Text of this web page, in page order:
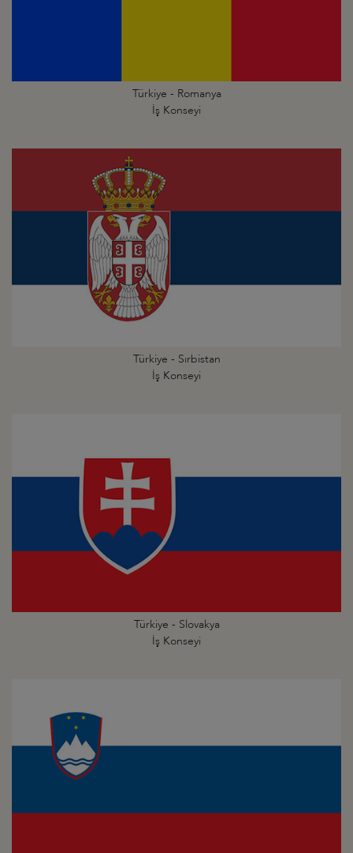
Türkiye - Romanya
İş Konseyi
Türkiye - Sırbistan
İş Konseyi
Türkiye - Slovakya
İş Konseyi